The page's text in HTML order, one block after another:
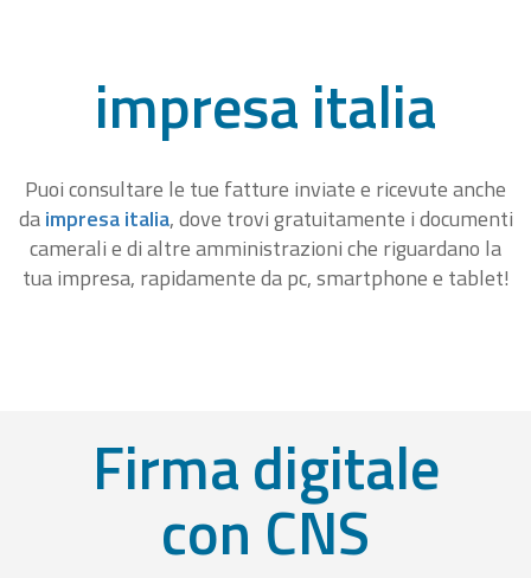
impresa italia
Puoi consultare le tue fatture inviate e ricevute anche
daimpresa italia, dove trovi gratuitamente i documenti
camerali e di altre amministrazioni che riguardano la
tua impresa, rapidamente da pc, smartphone e tablet!
Firma digitale
con CNS